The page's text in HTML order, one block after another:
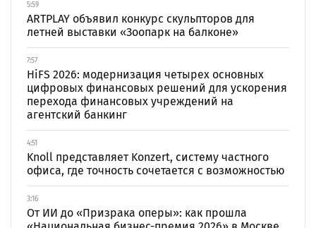
5:59
ARTPLAY объявил конкурс скульпторов для
летней выставки «Зоопарк на балконе»
7:57
HiFS 2026: модернизация четырех основных
цифровых финансовых решений для ускорения
перехода финансовых учреждений на
агентский банкинг
4:51
Knoll представляет Konzert, систему частного
офиса, где точность сочетается с возможностью
3:16
От ИИ до «Призрака оперы»: как прошла